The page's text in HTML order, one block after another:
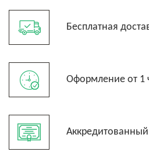
Бесплатная
Оформление от 1
Аккредитованный